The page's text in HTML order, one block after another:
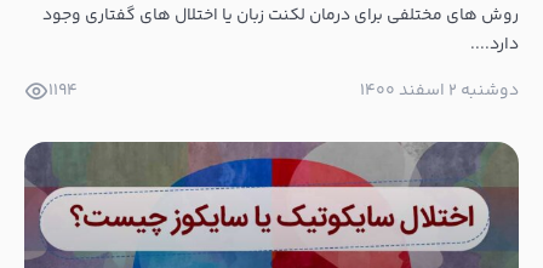
روش های مختلفی برای درمان لکنت زبان یا اختلال های گفتاری وجود
دارد....
دوشنبه ۲ اسفند ۱۴۰۰
1194